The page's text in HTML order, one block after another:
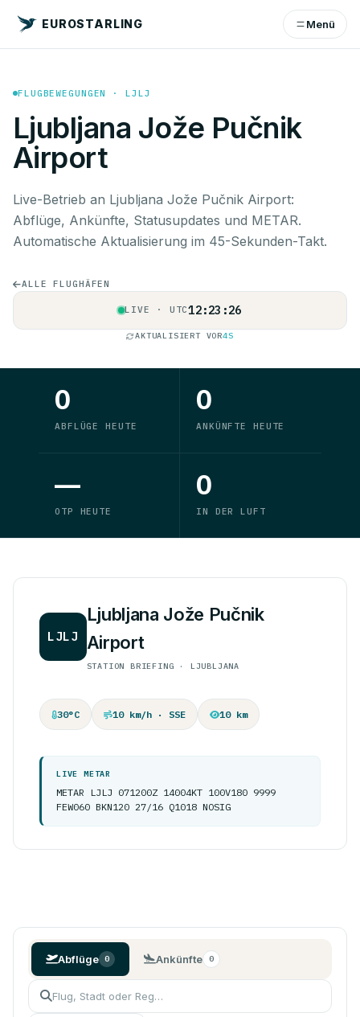
EUROSTARLING Menü
FLUGBEWEGUNGEN · LJLJ
Ljubljana Jože Pučnik
Airport
Live-Betrieb an Ljubljana Jože Pučnik Airport:
Abflüge, Ankünfte, Statusupdates und METAR.
Automatische Aktualisierung im 45-Sekunden-Takt.
ALLE FLUGHÄFEN
LIVE · UTC12:23:27
AKTUALISIERT VOR5S
0
ABFLÜGE HEUTE
0
ANKÜNFTE HEUTE
—
OTP HEUTE
0
IN DER LUFT
LJLJ
Ljubljana Jože Pučnik
Airport
STATION BRIEFING · LJUBLJANA
30°C 10 km/h · SSE 10 km
LIVE METAR
METAR LJLJ 071200Z 14004KT 100V180 9999
FEW060 BKN120 27/16 Q1018 NOSIG
Abflüge 0 Ankünfte 0